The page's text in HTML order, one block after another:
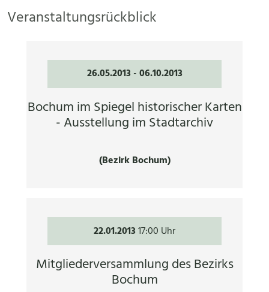
Veranstaltungsrückblick
26.05.2013 -06.10.2013
Bochum im Spiegel historischer Karten
- Ausstellung im Stadtarchiv
(Bezirk Bochum)
22.01.201317:00 Uhr
Mitgliederversammlung des Bezirks
Bochum